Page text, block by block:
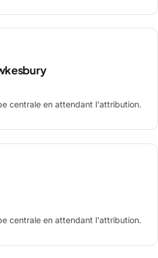
centrale en attendant l'attribution.
centrale en attendant l'attribution.